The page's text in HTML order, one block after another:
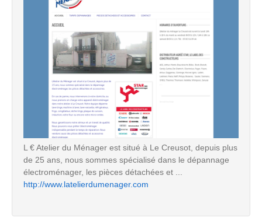
L € Atelier du Ménager est situé à Le Creusot, depuis plus
de 25 ans, nous sommes spécialisé dans le dépannage
électroménager, les pièces détachées et ...
http://www.latelierdumenager.com